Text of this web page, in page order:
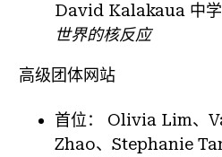
David Kalakaua 中
世界的核反应
高级团体网站
首位： Olivia Lim、
Zhao、Stephanie